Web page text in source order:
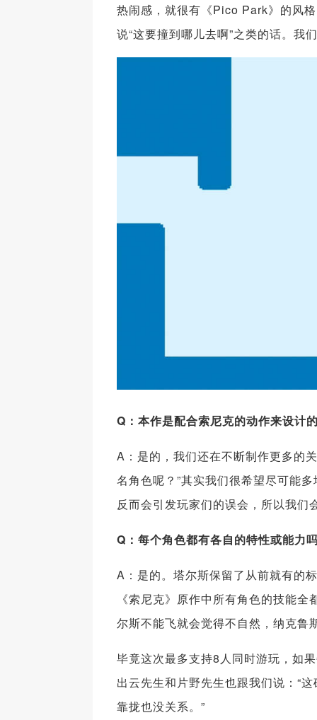
热闹感，就很有《Pico Park》的风
说“这要撞到哪儿去啊”之类的话。我
Q ：本作是配合索尼克的动作来设计
A：是的，我们还在不断制作更多的
名角色呢？”其实我们很希望尽可能
反而会引发玩家们的误会，所以我们
Q ：每个角色都有各自的特性或能力
A：是的。塔尔斯保留了从前就有的
《索尼克》原作中所有角色的技能
尔斯不能飞就会觉得不自然，纳克鲁
毕竟这次最多支持8人同时游玩，如
出云先生和片野先生也跟我们说：“
靠拢也没关系。”